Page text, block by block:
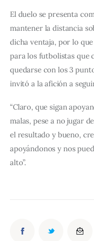
El duelo se presenta
mantener la distancia
dicha ventaja, por lo
para los futbolistas que
quedarse con los 3
invitó a la afición a
“Claro, que sigan
malas, pese a no jugar
el resultado y bueno,
apoyándonos y nos
alto”.